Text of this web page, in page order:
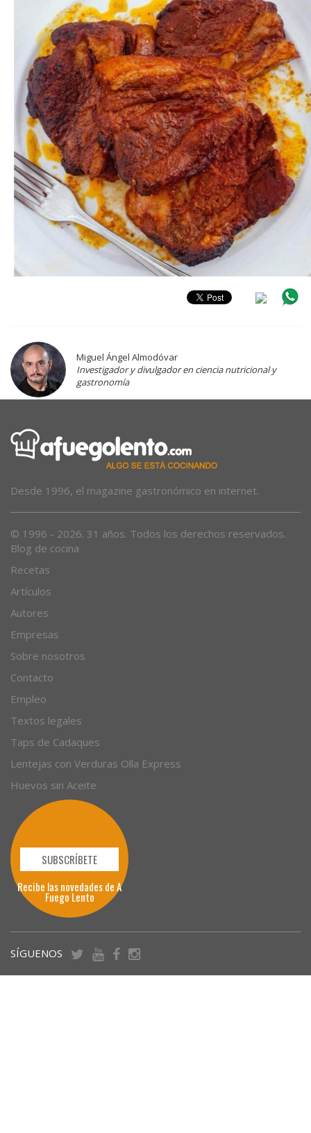
Miguel Ángel Almodóvar
Investigador y divulgador en ciencia nutricional y
gastronomía
Desde 1996, el magazine gastronómico en internet.
© 1996 - 2026. 31 años. Todos los derechos reservados.
Blog de cocina
Recetas
Artículos
Autores
Empresas
Sobre nosotros
Contacto
Empleo
Textos legales
Taps de Cadaques
Lentejas con Verduras Olla Express
Huevos sin Aceite
SUBSCRÍBETE
Recibe las novedades de A
Fuego Lento
SÍGUENOS